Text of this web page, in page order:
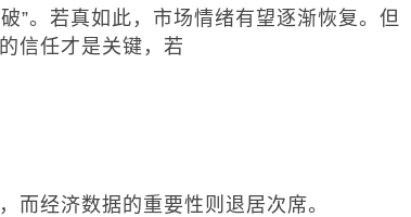
”。若真如此，市场情绪有望逐渐恢复。但
信任才是关键，若
而经济数据的重要性则退居次席。